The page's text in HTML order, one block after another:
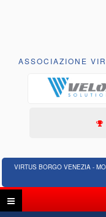
ASSOCIAZIONE
VIRTUS BORGO VENEZIA -